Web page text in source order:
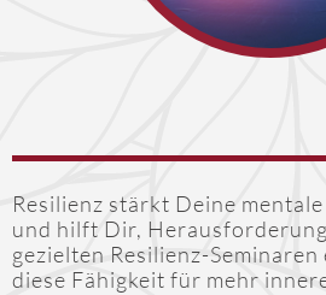
Resilienz stärkt Deine
und hilft Dir,
gezielten Resilienz-
diese Fähigkeit für mehr